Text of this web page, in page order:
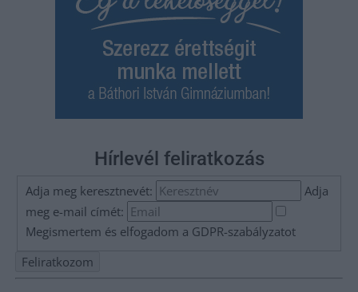
Hírlevél feliratkozás
Adja meg keresztnevét:
Adja
meg e-mail címét:
Megismertem és elfogadom a GDPR-szabályzatot